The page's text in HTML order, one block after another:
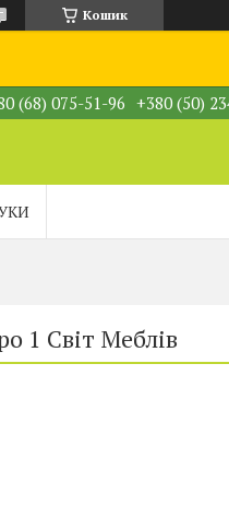
Кошик
(68) 075-51-96 +380 (50)
1 Світ Меблів